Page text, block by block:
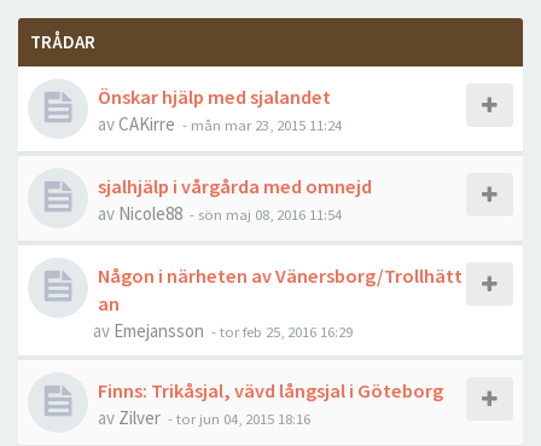
TRÅDAR
Önskar hjälp med sjalandet
avCAKirre - mån mar 23, 2015 11:24
sjalhjälp i vårgårda med omnejd
av Nicole88 - sön maj 08, 2016 11:54
Någon i närheten av Vänersborg/Trollhätt
an
av Emejansson -tor feb 25, 2016 16:29
Finns: Trikåsjal, vävd långsjal i Göteborg
av Zilver -tor jun 04, 2015 18:16